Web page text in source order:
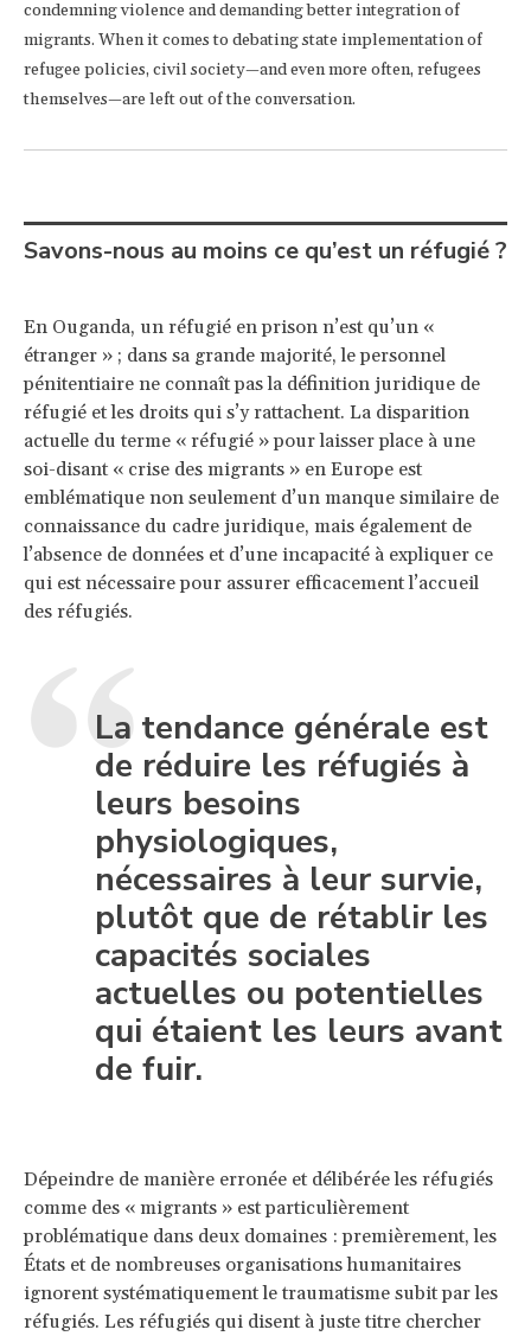
condemning violence and demanding better integration of
migrants. When it comes to debating state implementation of
refugee policies, civil society—and even more often, refugees
themselves—are left out of the conversation.
Savons-nous au moins ce qu’est un réfugié ?
En Ouganda, un réfugié en prison n’est qu’un «
étranger » ; dans sa grande majorité, le personnel
pénitentiaire ne connaît pas la définition juridique de
réfugié et les droits qui s’y rattachent. La disparition
actuelle du terme « réfugié » pour laisser place à une
soi-disant « crise des migrants » en Europe est
emblématique non seulement d’un manque similaire de
connaissance du cadre juridique, mais également de
l’absence de données et d’une incapacité à expliquer ce
qui est nécessaire pour assurer efficacement l’accueil
des réfugiés.
La tendance générale est
de réduire les réfugiés à
leurs besoins
physiologiques,
nécessaires à leur survie,
plutôt que de rétablir les
capacités sociales
actuelles ou potentielles
qui étaient les leurs avant
de fuir.
Dépeindre de manière erronée et délibérée les réfugiés
comme des « migrants » est particulièrement
problématique dans deux domaines : premièrement, les
États et de nombreuses organisations humanitaires
ignorent systématiquement le traumatisme subit par les
réfugiés. Les réfugiés qui disent à juste titre chercher